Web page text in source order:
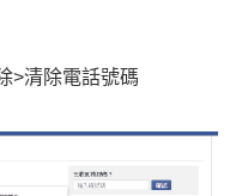
>清除電話號碼